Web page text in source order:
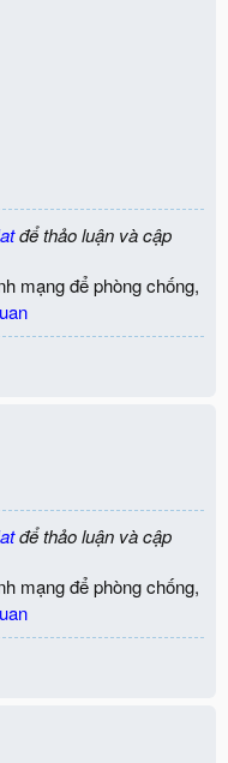
để thảo luận và cập
mạng để phòng chống,
để thảo luận và cập
mạng để phòng chống,